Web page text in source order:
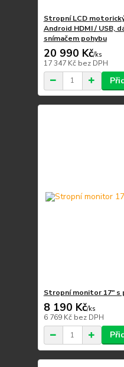
Stropní LCD
Android HDMI / USB,
snímačem pohybu
20 990 Kč/ks
17 347 Kč bez DPH
Stropní monitor 17" s
8 190 Kč/ks
6 769 Kč bez DPH